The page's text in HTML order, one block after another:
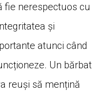
fie nerespectuos cu
și
atunci când
Un bărbat
reuși să mențină